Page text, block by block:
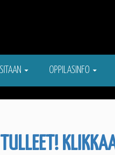
OPPILASINFO